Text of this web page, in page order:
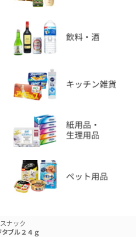
スナック
ブル２４ｇ